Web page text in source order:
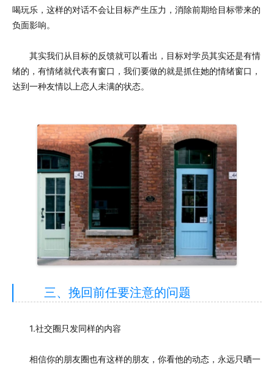
喝玩乐，这样的对话不会让目标产生压力，消除前期给目标带来的
负面影响。
其实我们从目标的反馈就可以看出，目标对学员其实还是有情
绪的，有情绪就代表有窗口，我们要做的就是抓住她的情绪窗口，
达到一种友情以上恋人未满的状态。
三、挽回前任要注意的问题
1.社交圈只发同样的内容
相信你的朋友圈也有这样的朋友，你看他的动态，永远只晒一